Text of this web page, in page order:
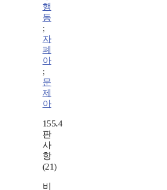
행
동
;
자
폐
아
;
문
제
아
155.4
판
사
항
(21)
비